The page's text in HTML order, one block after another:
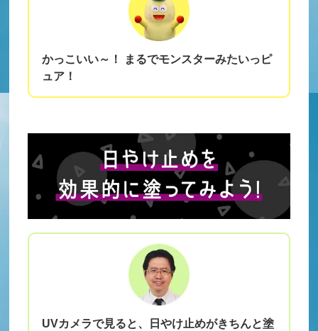
かっこいい～！ まるでモンスターみたいっピ
ュア！
UVカメラで見ると、日やけ止めがきちんと塗